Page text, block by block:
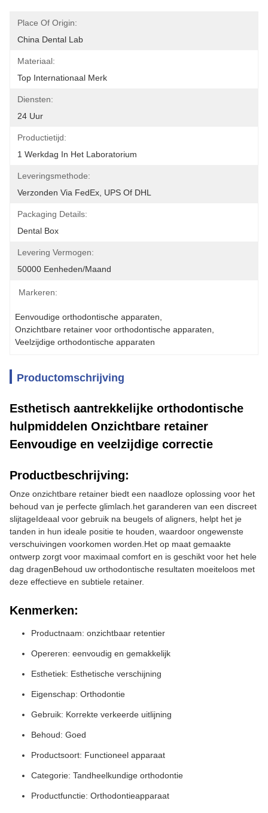
Place Of Origin:
China Dental Lab
Materiaal:
Top Internationaal Merk
Diensten:
24 Uur
Productietijd:
1 Werkdag In Het Laboratorium
Leveringsmethode:
Verzonden Via FedEx, UPS Of DHL
Packaging Details:
Dental Box
Levering Vermogen:
50000 Eenheden/maand
Markeren:
Eenvoudige orthodontische apparaten
Onzichtbare retainer voor orthodontische apparaten
Veelzijdige orthodontische apparaten
Productomschrijving
Esthetisch aantrekkelijke orthodontische
hulpmiddelen Onzichtbare retainer
Eenvoudige en veelzijdige correctie
Productbeschrijving:
Onze onzichtbare retainer biedt een naadloze oplossing voor het
behoud van je perfecte glimlach.het garanderen van een discreet
slijtageIdeaal voor gebruik na beugels of aligners, helpt het je
tanden in hun ideale positie te houden, waardoor ongewenste
verschuivingen voorkomen worden.Het op maat gemaakte
ontwerp zorgt voor maximaal comfort en is geschikt voor het hele
dag dragenBehoud uw orthodontische resultaten moeiteloos met
deze effectieve en subtiele retainer.
Kenmerken:
Productnaam: onzichtbaar retentier
Opereren: eenvoudig en gemakkelijk
Esthetiek: Esthetische verschijning
Eigenschap: Orthodontie
Gebruik: Korrekte verkeerde uitlijning
Behoud: Goed
Productsoort: Functioneel apparaat
Categorie: Tandheelkundige orthodontie
Productfunctie: Orthodontieapparaat